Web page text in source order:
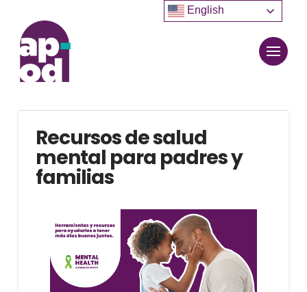
Recursos de salud
mental para padres y
familias
English